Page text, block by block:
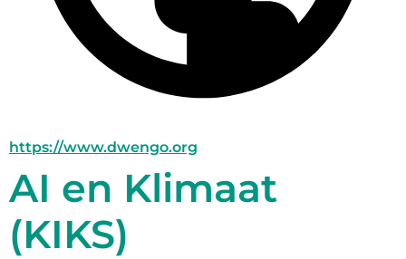
https://www.dwengo.org
AI en Klimaat
(KIKS)